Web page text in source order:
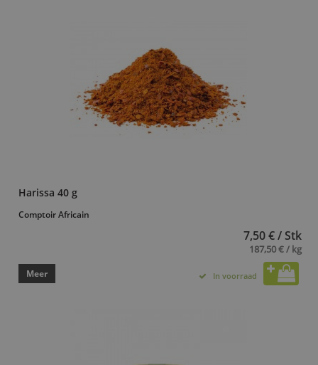
Harissa 40 g
Comptoir Africain
7,50 € / Stk
187,50 € / kg
Meer In voorraad